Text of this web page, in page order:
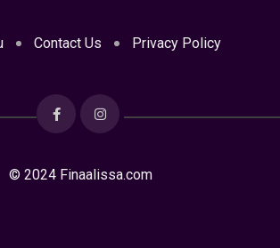
Contact Us Privacy Policy
© 2024 Finaalissa.com